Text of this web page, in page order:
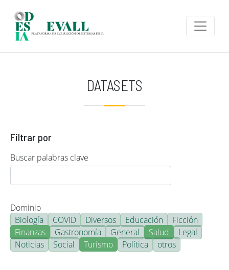
DATASETS
Filtrar por
Buscar palabras clave
Dominio
Biología
COVID Diversos Educación
Ficción
Finanzas
Gastronomía General Salud
Legal
Noticias
Social Turismo Política otros